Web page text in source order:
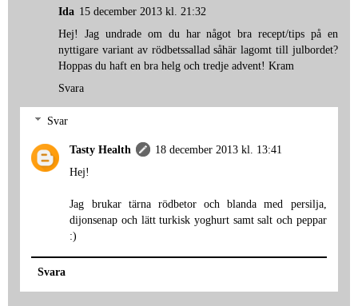
Ida 15 december 2013 kl. 21:32
Hej! Jag undrade om du har något bra recept/tips på en
nyttigare variant av rödbetssallad såhär lagomt till julbordet?
Hoppas du haft en bra helg och tredje advent! Kram
Svara
Svar
Tasty Health
18 december 2013 kl. 13:41
Hej!
Jag brukar tärna rödbetor och blanda med persilja,
dijonsenap och lätt turkisk yoghurt samt salt och peppar
:)
Svara